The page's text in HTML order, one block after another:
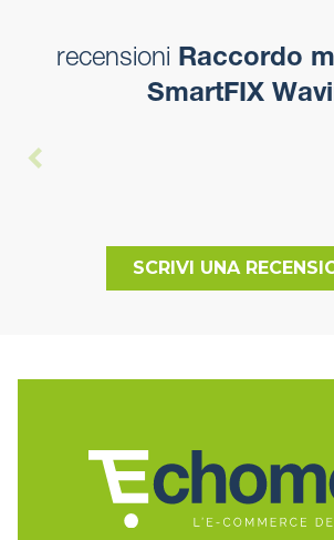
recensioni Raccordo
SmartFIX
SCRIVI UNA